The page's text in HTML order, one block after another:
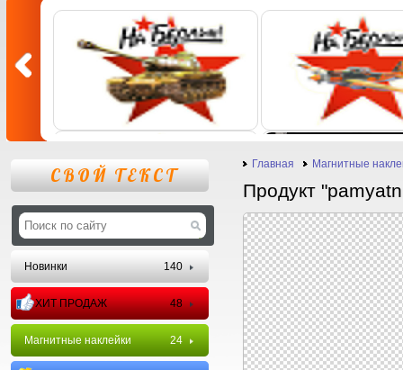
Главная Магнитные
Продукт
СВОЙ ТЕКСТ
Новинки 140
ХИТ ПРОДАЖ 48
Магнитные наклейки 24